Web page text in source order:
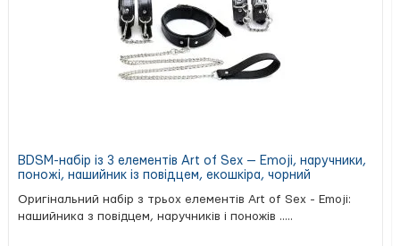
за допомогою простого, але ефективного аксесуара для
Характеристики:
Країна бренду: Іспанія
Країна виробництва: Китай
Упаковка: картонна коробка
BDSM-набір із 3 елементів Art of Sex — Emoji, наручники,
поножі, нашийник із повідцем, екошкіра, чорний
Оригінальний набір з трьох елементів Art of Sex - Emoji:
нашийника з повідцем, наручників і поножів .....